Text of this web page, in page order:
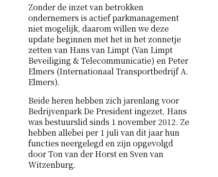
Zonder de inzet van betrokken
ondernemers is actief parkmanagement
niet mogelijk, daarom willen we deze
update beginnen met het in het zonnetje
zetten van Hans van Limpt (Van Limpt
Beveiliging & Telecommunicatie) en Peter
Elmers (Internationaal Transportbedrijf A.
Elmers).
Beide heren hebben zich jarenlang voor
Bedrijvenpark De President ingezet, Hans
was bestuurslid sinds 1 november 2012. Ze
hebben allebei per 1 juli van dit jaar hun
functies neergelegd en zijn opgevolgd
door Ton van der Horst en Sven van
Witzenburg.